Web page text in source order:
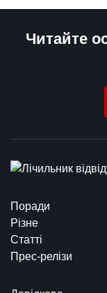
Читайте
Поради
Різне
Статті
Прес-релізи